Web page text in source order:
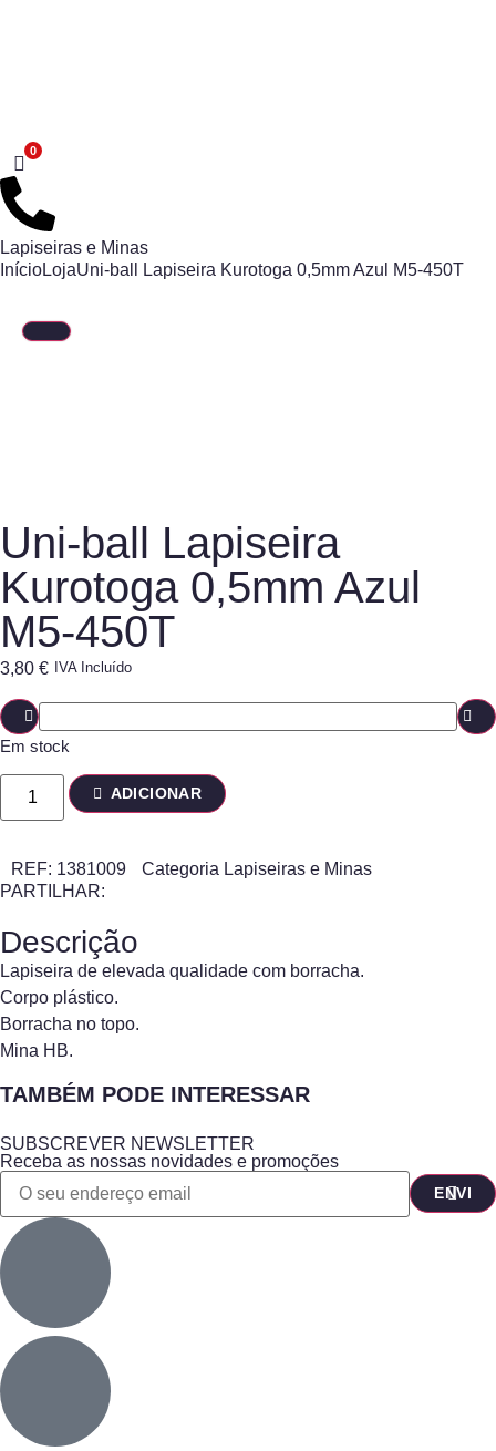
Lapiseiras e Minas
InícioLojaUni-ball Lapiseira Kurotoga 0,5mm Azul M5-450T
Uni-ball Lapiseira
Kurotoga 0,5mm Azul
M5-450T
3,80 € IVA Incluído
Em stock
ADICIONAR
REF: 1381009 Categoria Lapiseiras e Minas
PARTILHAR:
Descrição
Lapiseira de elevada qualidade com borracha.
Corpo plástico.
Borracha no topo.
Mina HB.
TAMBÉM PODE INTERESSAR
SUBSCREVER NEWSLETTER
Receba as nossas novidades e promoções